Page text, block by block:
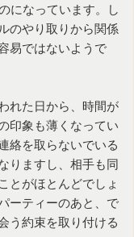
になっています。し
のやり取りから関係
易ではないようで
れた日から、時間が
印象も薄くなってい
絡を取らないでいる
りますし、相手も同
とがほとんどでしょ
ーティーのあと、で
う約束を取り付ける